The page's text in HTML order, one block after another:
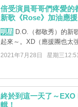
倍受演員哥哥們疼愛的
新歌《Rose》加油應援
明星D.O.（都敬秀）的新
起來～。XD（應援團也太
2021年7月28日 星期三
終於到這一天了～
輯！